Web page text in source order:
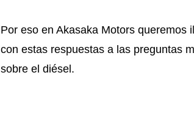
Por eso en Akasaka Motors queremos
con estas respuestas a las preguntas
sobre el diésel.